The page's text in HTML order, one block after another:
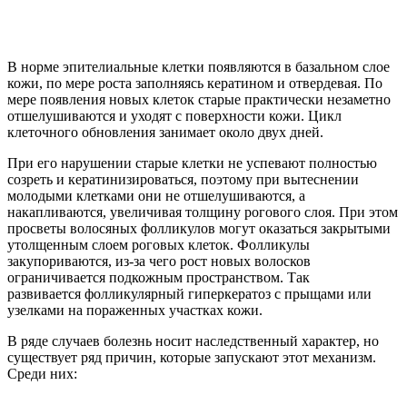
В норме эпителиальные клетки появляются в базальном слое
кожи, по мере роста заполняясь кератином и отвердевая. По
мере появления новых клеток старые практически незаметно
отшелушиваются и уходят с поверхности кожи. Цикл
клеточного обновления занимает около двух дней.
При его нарушении старые клетки не успевают полностью
созреть и кератинизироваться, поэтому при вытеснении
молодыми клетками они не отшелушиваются, а
накапливаются, увеличивая толщину рогового слоя. При этом
просветы волосяных фолликулов могут оказаться закрытыми
утолщенным слоем роговых клеток. Фолликулы
закупориваются, из-за чего рост новых волосков
ограничивается подкожным пространством. Так
развивается фолликулярный гиперкератоз с прыщами или
узелками на пораженных участках кожи.
В ряде случаев болезнь носит наследственный характер, но
существует ряд причин, которые запускают этот механизм.
Среди них: